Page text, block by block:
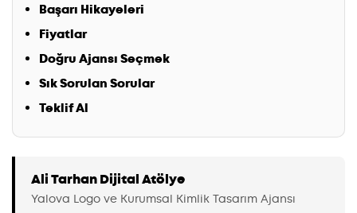
Başarı Hikayeleri
Fiyatlar
Doğru Ajansı Seçmek
Sık Sorulan Sorular
Teklif Al
Ali Tarhan Dijital Atölye
Yalova Logo ve Kurumsal Kimlik Tasarım Ajansı